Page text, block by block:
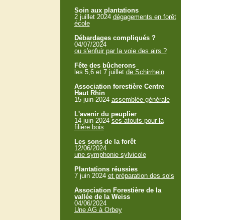
Soin aux plantations
2 juillet 2024 dégagements en forêt
école
Débardages compliqués ?
04/07/2024
ou s'enfuir par la voie des airs ?
Fête des bûcherons
les 5,6 et 7 juillet de Schirrhein
Association forestière Centre
Haut Rhin
15 juin 2024 assemblée générale
L'avenir du peuplier
14 juin 2024 ses atouts pour la
filière bois
Les sons de la forêt
12/06/2024
une symphonie sylvicole
Plantations réussies
7 juin 2024 et préparation des sols
Association Forestière de la
vallée de la Weiss
04/06/2024
Une AG à Orbey